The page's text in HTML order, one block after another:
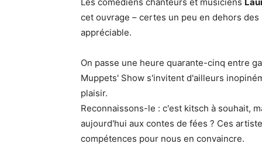
cet ouvrage – certes un peu en dehors
appréciable.
On passe une heure quarante-cinq entre
Muppets' Show s'invitent d'ailleurs
plaisir.
Reconnaissons-le : c'est kitsch à souhait,
aujourd'hui aux contes de fées ? Ces
compétences pour nous en convaincre.